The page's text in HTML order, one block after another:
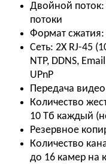
Двойной поток:
потоки
Формат сжатия:
Сеть: 2Х RJ-45
NTP, DDNS,
UPnP
Передача видео
Количество
10 Тб каждый
Резервное
Количество
до 16 камер на